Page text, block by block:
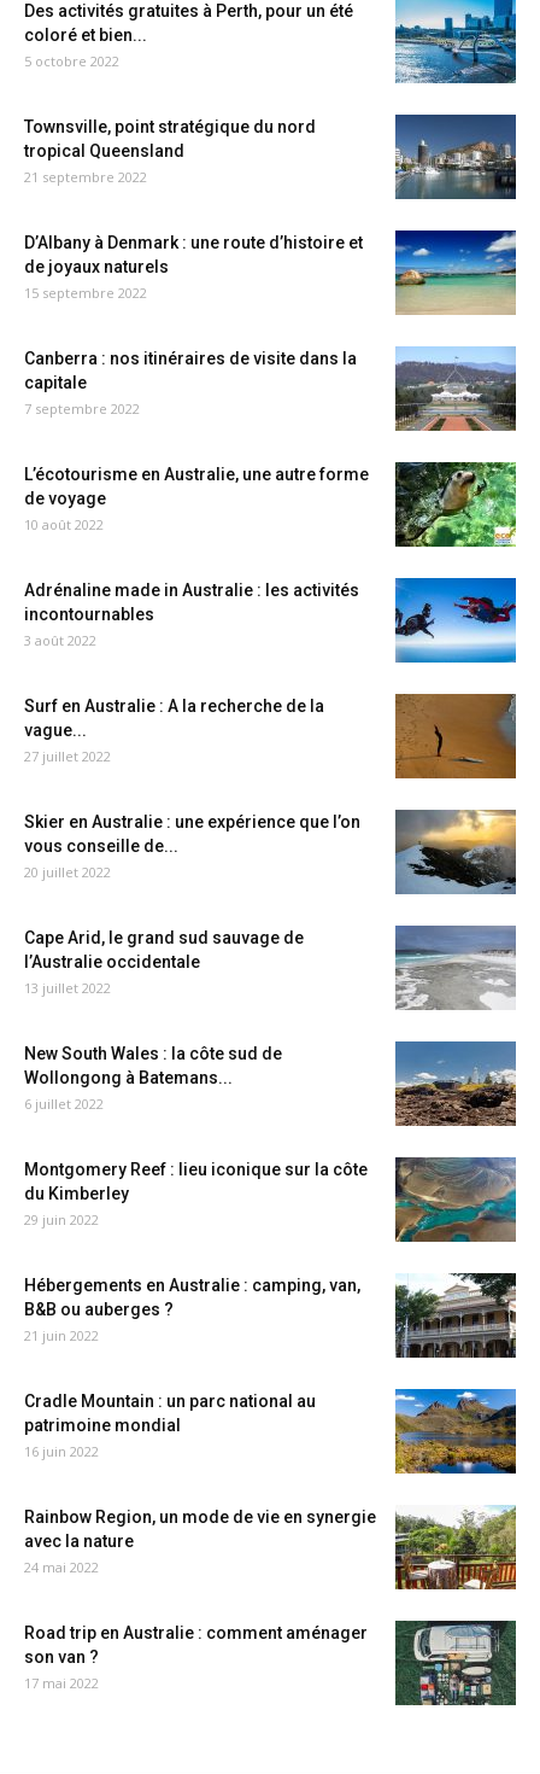
Des activités gratuites à Perth, pour un été
coloré et bien...
5 octobre 2022
Townsville, point stratégique du nord
tropical Queensland
21 septembre 2022
D’Albany à Denmark : une route d’histoire et
de joyaux naturels
15 septembre 2022
Canberra : nos itinéraires de visite dans la
capitale
7 septembre 2022
L’écotourisme en Australie, une autre forme
de voyage
10 août 2022
Adrénaline made in Australie : les activités
incontournables
3 août 2022
Surf en Australie : A la recherche de la
vague...
27 juillet 2022
Skier en Australie : une expérience que l’on
vous conseille de...
20 juillet 2022
Cape Arid, le grand sud sauvage de
l’Australie occidentale
13 juillet 2022
New South Wales : la côte sud de
Wollongong à Batemans...
6 juillet 2022
Montgomery Reef : lieu iconique sur la côte
du Kimberley
29 juin 2022
Hébergements en Australie : camping, van,
B&B ou auberges ?
21 juin 2022
Cradle Mountain : un parc national au
patrimoine mondial
16 juin 2022
Rainbow Region, un mode de vie en synergie
avec la nature
24 mai 2022
Road trip en Australie : comment aménager
son van ?
17 mai 2022